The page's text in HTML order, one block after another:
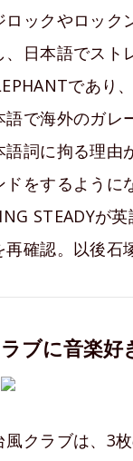
ロックやロック
、日本語でスト
であり
語で海外のガレ
語詞に拘る理由
ドをするように
STEADYが
再確認。以後石
ブに音楽好
風クラブは、3